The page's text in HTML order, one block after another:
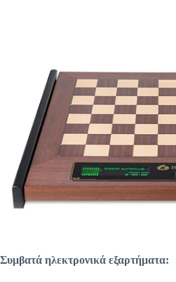
Συμβατά ηλεκτρονικά εξαρτήματα: